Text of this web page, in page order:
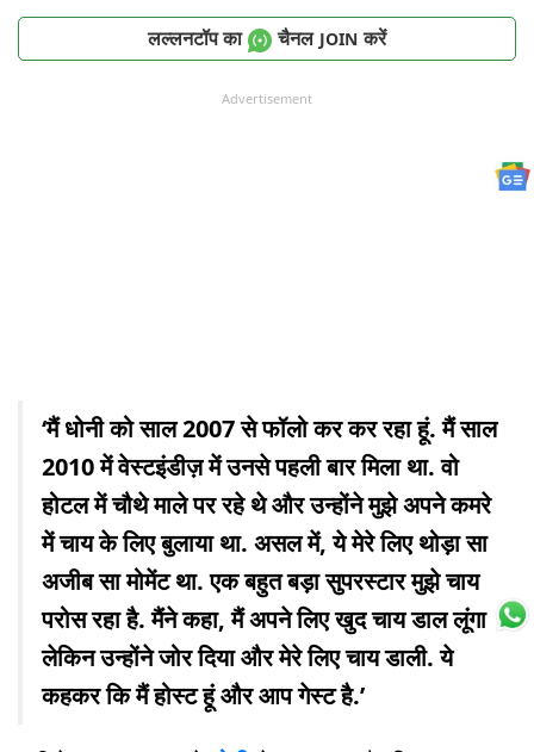
लल्लनटॉप का चैनल JOIN करें
Advertisement
‘मैं धोनी को साल 2007 से फॉलो कर कर रहा हूं. मैं साल
2010 में वेस्टइंडीज़ में उनसे पहली बार मिला था. वो
होटल में चौथे माले पर रहे थे और उन्होंने मुझे अपने कमरे
में चाय के लिए बुलाया था. असल में, ये मेरे लिए थोड़ा सा
अजीब सा मोमेंट था. एक बहुत बड़ा सुपरस्टार मुझे चाय
परोस रहा है. मैंने कहा, मैं अपने लिए खुद चाय डाल लूंगा
लेकिन उन्होंने जोर दिया और मेरे लिए चाय डाली. ये
कहकर कि मैं होस्ट हूं और आप गेस्ट है.’